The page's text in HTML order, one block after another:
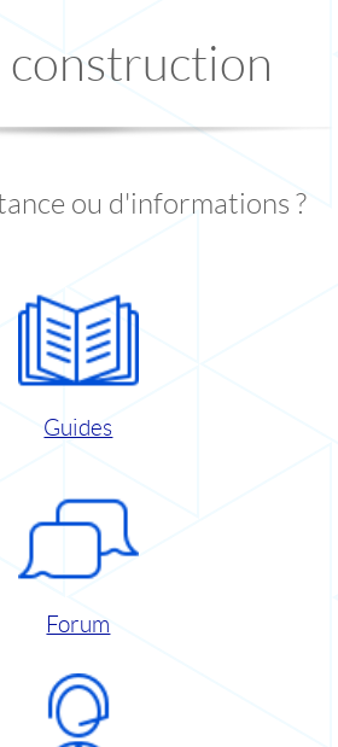
construction
ou d'informations ?
Guides
Forum